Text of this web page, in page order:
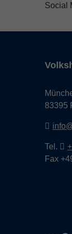
Social
83395
Tel.
Fax